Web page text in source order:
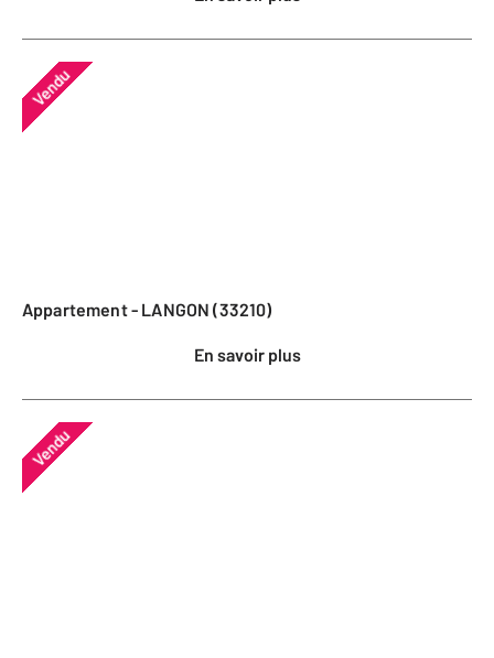
Vendu
Appartement - LANGON (33210)
En savoir plus
Vendu